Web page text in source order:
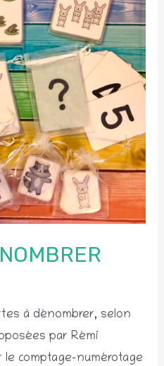
à dénombrer, selon
par Rémi
le comptage-numérotage